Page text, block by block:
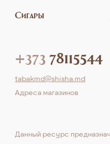
Сигары
+373 78115544
tabakmd@shisha.md
Aдреса магазинов
Данный ресурс